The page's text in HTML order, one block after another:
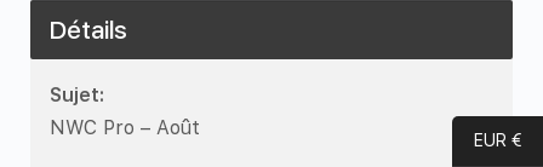
Détails
Sujet:
NWC Pro – Août
EUR €